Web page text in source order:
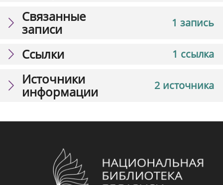
1 запись
Связанные
записи
1 ссылка
Ссылки
2 источника
Источники
информации